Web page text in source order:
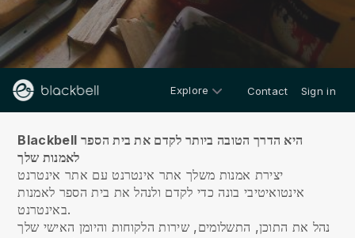
Explore Contact Sign in
Blackbell היא הדרך הטובה ביותר לקדם את בית הספר
לאמנות שלך
יצירת אמנות משלך אתר אינטרנט עם אתר אינטרנט
אינטואיטיבי בונה כדי לקדם ולנהל את בית הספר לאמנות
באינטרנט.
נהל את התוכן, התשלומים, שירות הלקוחות והיומן האישי שלך